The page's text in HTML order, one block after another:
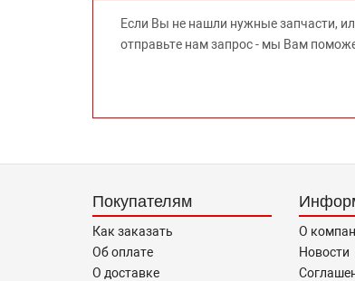
Если Вы не нашли нужные запчасти,
отправьте нам запрос - мы Вам
Покупателям
Как заказать
Об оплате
О доставке
О
Новости